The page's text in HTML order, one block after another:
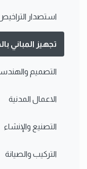
استصدار
تجهيز المباني
التصميم
الاعمال المدنية
التصنيع والإنشاء
التركيب والصيانة